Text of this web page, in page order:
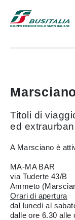
Titoli di
ed
A Marsciano è
MA-MA BAR
via Tuderte 43/B
Ammeto
Orari di apertura
dal lunedì al
dalle ore 6.30 alle